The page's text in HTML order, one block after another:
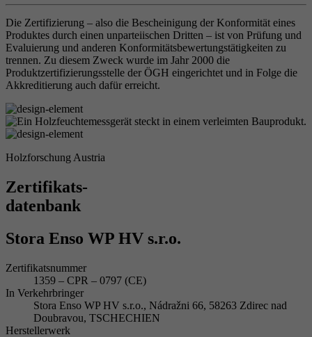
Die Zertifizierung – also die Bescheinigung der Konformität eines
Produktes durch einen unparteiischen Dritten – ist von Prüfung und
Evaluierung und anderen Konformitätsbewertungstätigkeiten zu
trennen. Zu diesem Zweck wurde im Jahr 2000 die
Produktzertifizierungsstelle der ÖGH eingerichtet und in Folge die
Akkreditierung auch dafür erreicht.
Holzforschung Austria
Zertifikats-
datenbank
Stora Enso WP HV s.r.o.
Zertifikatsnummer
1359 – CPR – 0797 (CE)
In Verkehrbringer
Stora Enso WP HV s.r.o., Nádražni 66, 58263 Zdirec nad
Doubravou, TSCHECHIEN
Herstellerwerk